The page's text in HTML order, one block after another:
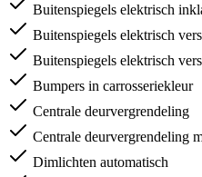
Buitenspiegels elektrisch
Buitenspiegels elektrisch
Buitenspiegels elektrisch
Bumpers in carrosseriekleur
Centrale deurvergrendeling
Centrale deurvergrendeling
Dimlichten automatisch